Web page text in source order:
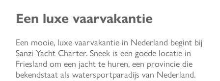
Een luxe vaarvakantie
Een mooie, luxe vaarvakantie in Nederland begint bij
Sanzi Yacht Charter. Sneek is een goede locatie in
Friesland om een jacht te huren, een provincie die
bekendstaat als watersportparadijs van Nederland.